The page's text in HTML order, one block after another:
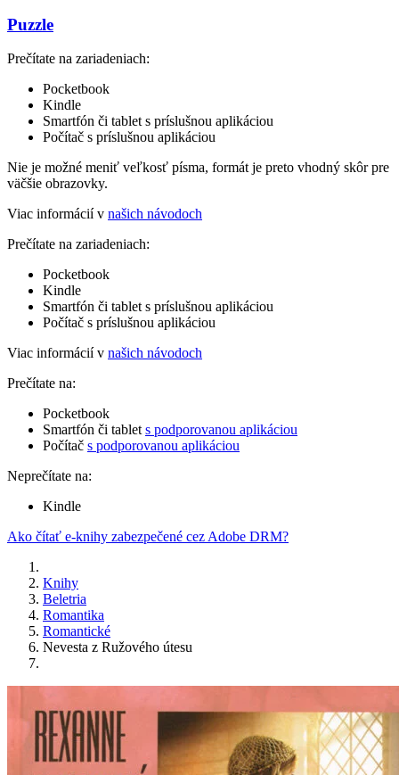
Puzzle
Prečítate na zariadeniach:
Pocketbook
Kindle
Smartfón či tablet s príslušnou aplikáciou
Počítač s príslušnou aplikáciou
Nie je možné meniť veľkosť písma, formát je preto vhodný skôr pre
väčšie obrazovky.
Viac informácií v našich návodoch
Prečítate na zariadeniach:
Pocketbook
Kindle
Smartfón či tablet s príslušnou aplikáciou
Počítač s príslušnou aplikáciou
Viac informácií v našich návodoch
Prečítate na:
Pocketbook
Smartfón či tablet s podporovanou aplikáciou
Počítač s podporovanou aplikáciou
Neprečítate na:
Kindle
Ako čítať e-knihy zabezpečené cez Adobe DRM?
Knihy
Beletria
Romantika
Romantické
Nevesta z Ružového útesu